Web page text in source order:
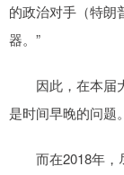
的政治对手（特朗
器。”
因此，在本届大
是时间早晚的问题。
而在2018年，尽